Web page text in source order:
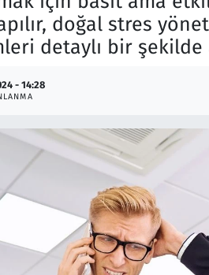
doğal stres
detaylı bir şekilde
- 14:28